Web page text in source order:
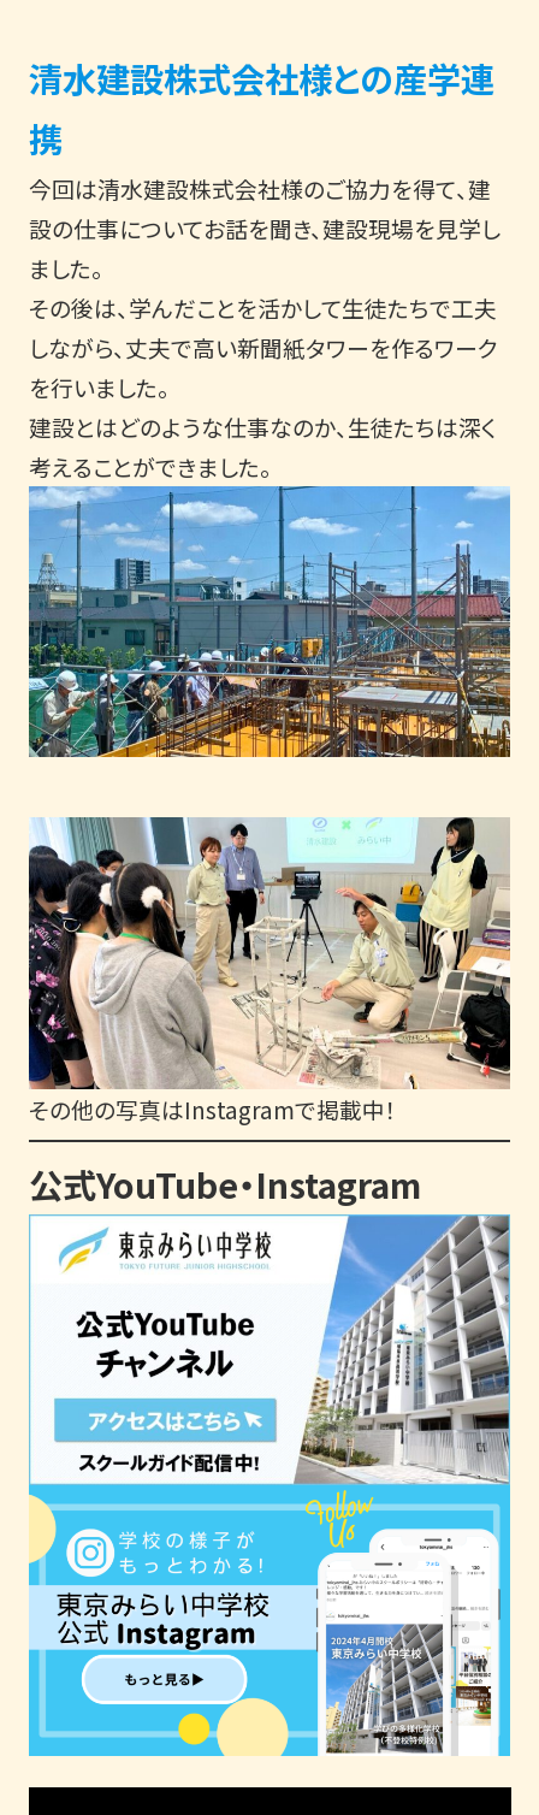
清水建設株式会社様との産学連
携
今回は清水建設株式会社様のご協力を得て、建
設の仕事についてお話を聞き、建設現場を見学し
ました。
その後は、学んだことを活かして生徒たちで工夫
しながら、丈夫で高い新聞紙タワーを作るワーク
を行いました。
建設とはどのような仕事なのか、生徒たちは深く
考えることができました。
その他の写真はInstagramで掲載中！
公式YouTube・Instagram